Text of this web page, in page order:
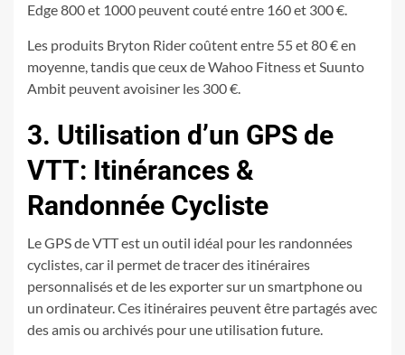
Edge 800 et 1000 peuvent couté entre 160 et 300 €.
Les produits Bryton Rider coûtent entre 55 et 80 € en
moyenne, tandis que ceux de Wahoo Fitness et Suunto
Ambit peuvent avoisiner les 300 €.
3. Utilisation d’un GPS de
VTT: Itinérances &
Randonnée Cycliste
Le GPS de VTT est un outil idéal pour les randonnées
cyclistes, car il permet de tracer des itinéraires
personnalisés et de les exporter sur un smartphone ou
un ordinateur. Ces itinéraires peuvent être partagés avec
des amis ou archivés pour une utilisation future.